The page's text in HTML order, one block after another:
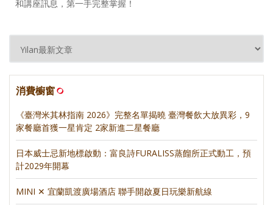
和講座訊息，第一手完整掌握！
消費櫥窗
《臺灣米其林指南 2026》完整名單揭曉 臺灣餐飲大放異彩，9
家餐廳首獲一星肯定 2家新進二星餐廳
日本威士忌新地標啟動：富良詩FURALISS蒸餾所正式動工，預
計2029年開幕
MINI ✕ 宜蘭凱渡廣場酒店 聯手開啟夏日玩樂新航線